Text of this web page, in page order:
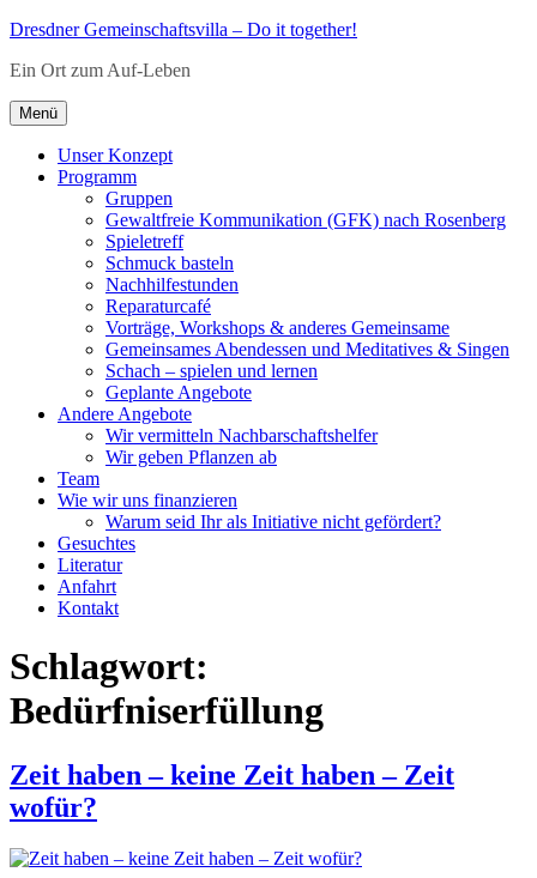
Zum
springen
Dresdner Gemeinschaftsvilla – Do it together!
Ein Ort zum Auf-Leben
Menü
Unser Konzept
Programm
Gruppen
Gewaltfreie Kommunikation (GFK) nach Rosenberg
Spieletreff
Schmuck basteln
Nachhilfestunden
Reparaturcafé
Vorträge, Workshops & anderes Gemeinsame
Gemeinsames Abendessen und Meditatives & Singen
Schach – spielen und lernen
Geplante Angebote
Andere Angebote
Wir vermitteln Nachbarschaftshelfer
Wir geben Pflanzen ab
Team
Wie wir uns finanzieren
Warum seid Ihr als Initiative nicht gefördert?
Gesuchtes
Literatur
Anfahrt
Kontakt
Schlagwort:
Bedürfniserfüllung
Zeit haben – keine Zeit haben – Zeit
wofür?